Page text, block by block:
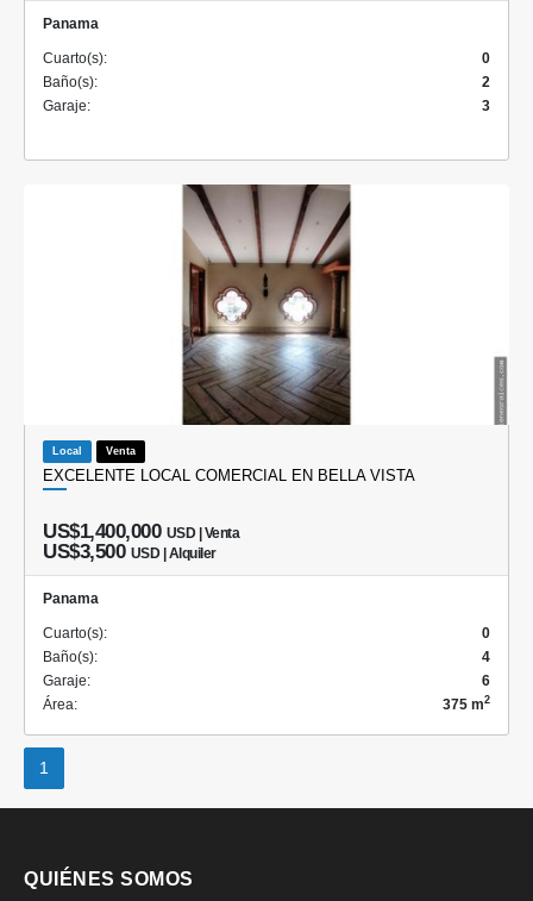
Panama
Cuarto(s):
0
Baño(s):
2
Garaje:
3
Local Venta
EXCELENTE LOCAL COMERCIAL EN BELLA VISTA
US$1,400,000 USD | Venta
US$3,500 USD | Alquiler
Panama
Cuarto(s):
0
Baño(s):
4
Garaje:
6
Área:
375 m2
1
QUIÉNES SOMOS